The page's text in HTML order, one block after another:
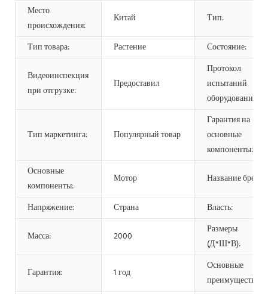
Место
происхождения:
Китай Тип:
Тип товара: Растение Состояние:
Видеоинспекция
при отгрузке:
Предоставил
Протокол
испытаний
оборудования:
Тип маркетинга: Популярный товар
Гарантия на
основные
компоненты:
Основные
компоненты:
Мотор Название
Напряжение: Страна Власть:
Масса: 2000
Размеры
(Д*Ш*В):
Гарантия: 1 год
Основные
преимущества: